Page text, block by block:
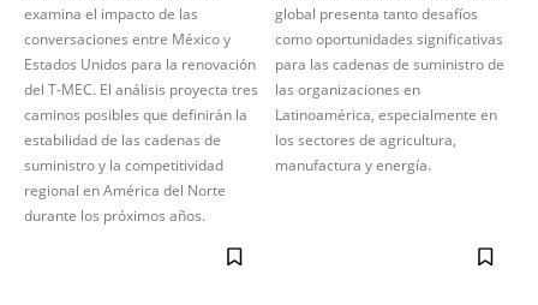
examina el impacto de las
conversaciones entre México y
Estados Unidos para la renovación
del T-MEC. El análisis proyecta tres
caminos posibles que definirán la
estabilidad de las cadenas de
suministro y la competitividad
regional en América del Norte
durante los próximos años.
global presenta tanto desafíos
como oportunidades significativas
para las cadenas de suministro de
las organizaciones en
Latinoamérica, especialmente en
los sectores de agricultura,
manufactura y energía.